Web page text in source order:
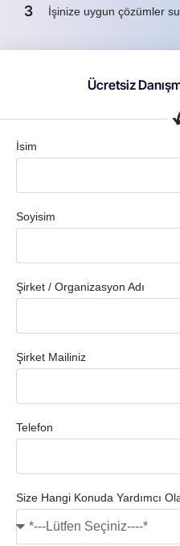
3 İşinize uygun çözümler
Ücretsiz
İsim
Soyisim
Şirket / Organizasyon Adı
Şirket Mailiniz
Telefon
Size Hangi Konuda Yardımcı